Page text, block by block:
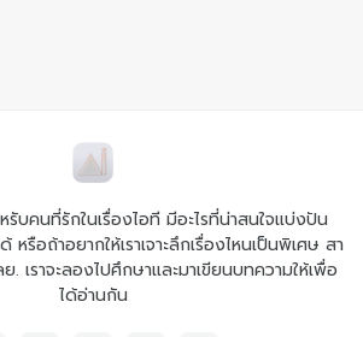
บคนที่รักในเรื่องไอที มีอะไรที่น่าสนใจแบ่งปัน
หรือถ้าอยากให้เราเจาะลึกเรื่องไหนเป็นพิเศษ สา
. เราจะลองไปศึกษาและมาเขียนบทความให้เพื่อ
ได้อ่านกัน